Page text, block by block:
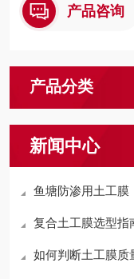
产品咨询
产品分类
新闻中心
鱼塘防渗用土工膜
复合土工膜选型指
如何判断土工膜质